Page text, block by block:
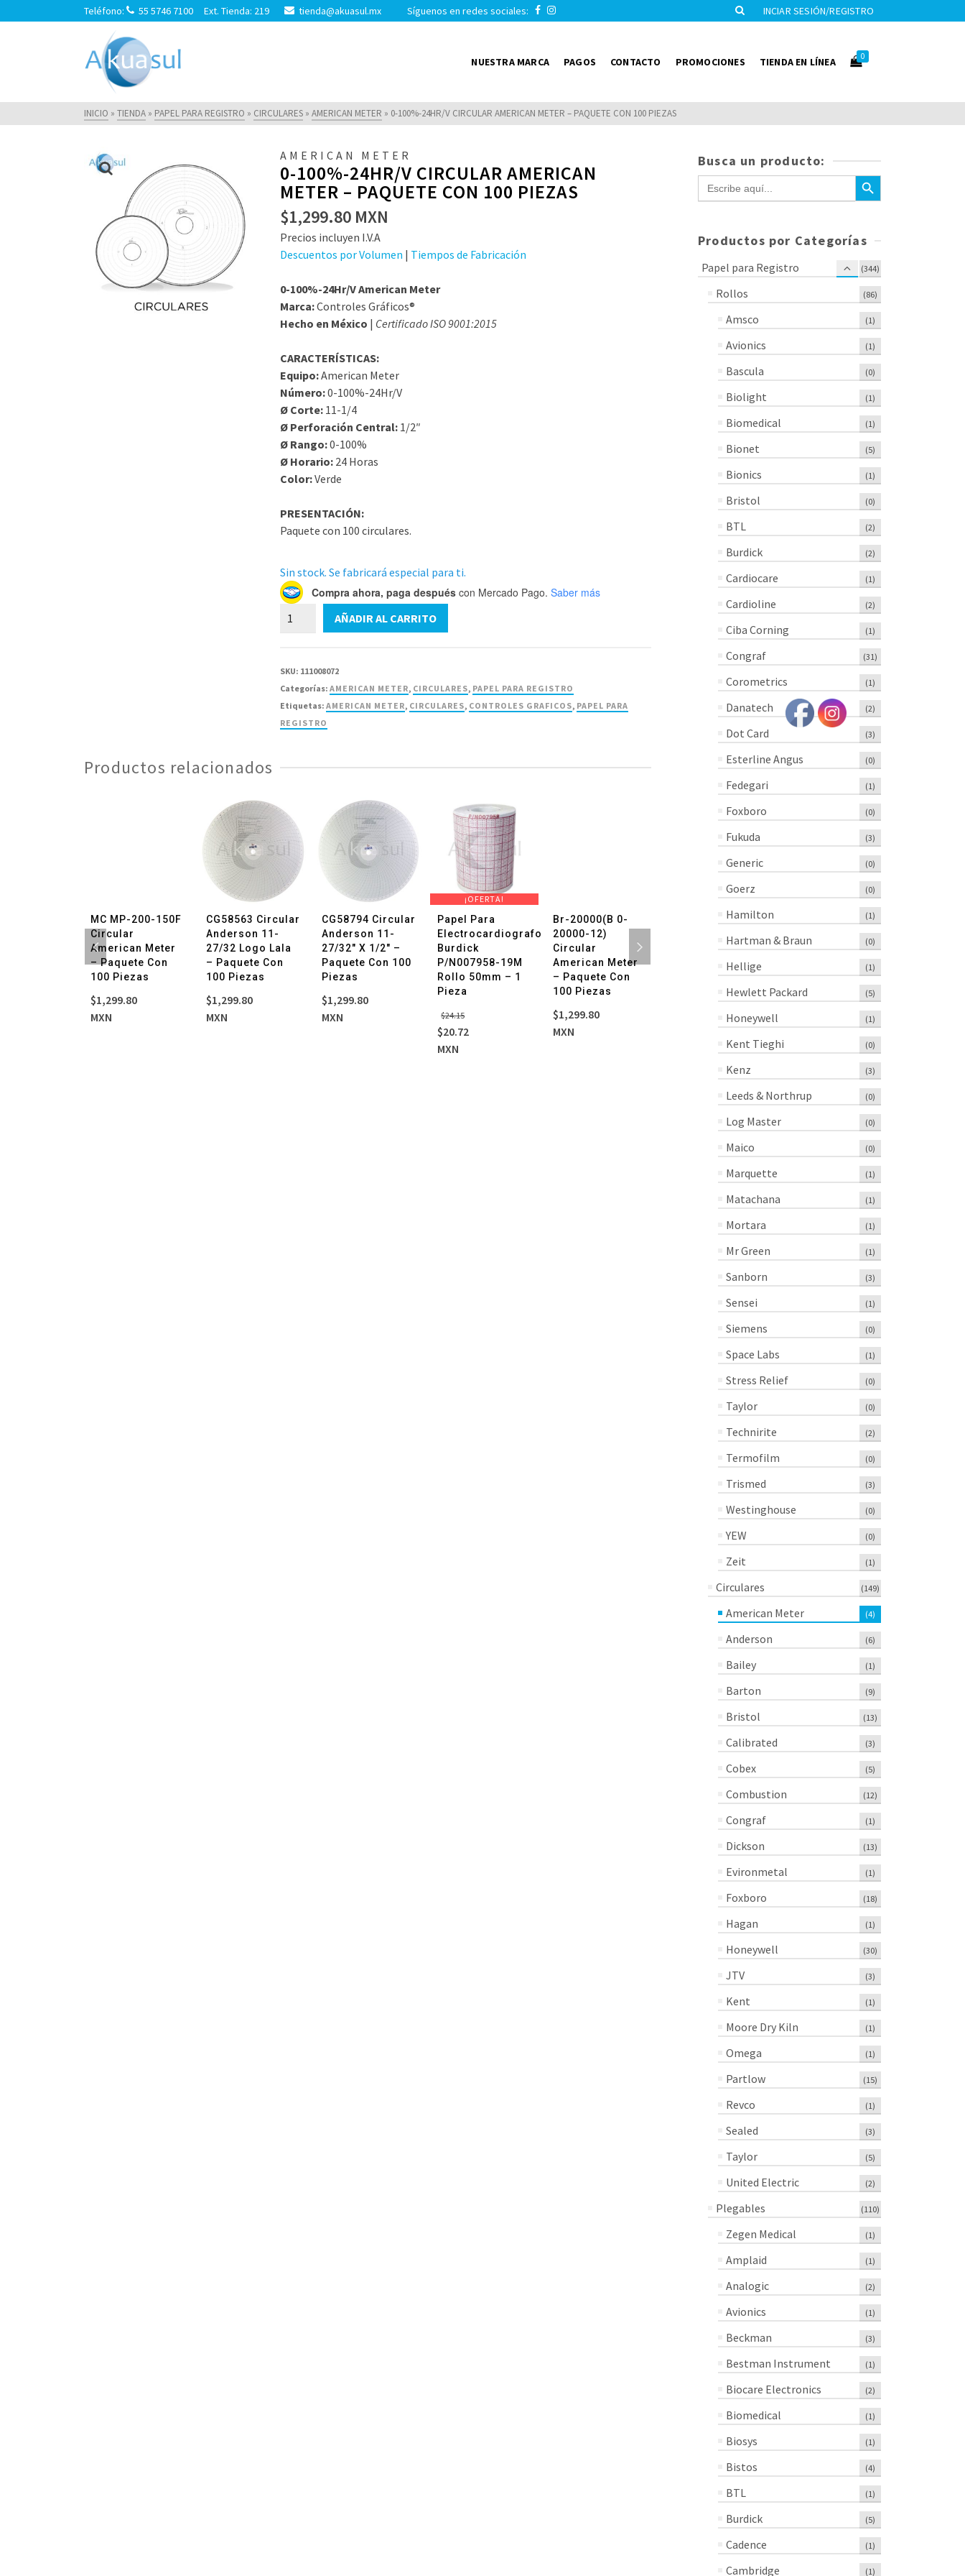
Teléfono: 55 5746 7100 Ext. Tienda: 219 tienda@akuasul.mx Síguenos en redes sociales: INCIAR SESIÓN/REGISTRO
NUESTRA MARCA PAGOS CONTACTO PROMOCIONES TIENDA EN LÍNEA 0
INICIO » TIENDA » PAPEL PARA REGISTRO » CIRCULARES » AMERICAN METER » 0-100%-24HR/V CIRCULAR AMERICAN METER – PAQUETE CON 100 PIEZAS
AMERICAN METER
0-100%-24HR/V CIRCULAR AMERICAN
METER – PAQUETE CON 100 PIEZAS
$1,299.80 MXN
Precios incluyen I.V.A
Descuentos por Volumen | Tiempos de Fabricación
0-100%-24Hr/V American Meter
Marca:Controles Gráficos®
Hecho en México | Certificado ISO 9001:2015
CARACTERÍSTICAS:
Equipo:American Meter
Número:0-100%-24Hr/V
Ø Corte: 11-1/4
Ø Perforación Central: 1/2″
Ø Rango:0-100%
Ø Horario: 24 Horas
Color:Verde
PRESENTACIÓN:
Paquete con 100 circulares.
Sin stock. Se fabricará especial para ti.
Compra ahora, paga después con Mercado Pago. Saber más
0-
100%-24Hr/V
con
Piezas
AÑADIR AL CARRITO
SKU: 111008072
Categorías:AMERICAN METER, CIRCULARES, PAPEL PARA REGISTRO
Etiquetas:AMERICAN METER, CIRCULARES, CONTROLES GRAFICOS, PAPEL PARA
REGISTRO
Productos relacionados
MC MP-200-150F
Circular
American Meter
– Paquete Con
100 Piezas
$1,299.80
MXN
CG58563 Circular
Anderson 11-
27/32 Logo Lala
– Paquete Con
100 Piezas
$1,299.80
MXN
CG58794 Circular
Anderson 11-
27/32″ X 1/2″ –
Paquete Con 100
Piezas
$1,299.80
MXN
¡OFERTA!
Papel Para
Electrocardiografo
Burdick
P/N007958-19M
Rollo 50mm – 1
Pieza
$24.15El
precio
$20.72
El
precio
MXN
Br-20000(B 0-
20000-12)
Circular
American Meter
– Paquete Con
100 Piezas
$1,299.80
MXN
Electric 6 X1/2 –
Paquete Con 50
X3/8 – Paquete
Con 100 Piezas
$ 1,299.80
MXN
Busca un producto:
Buscar: Botón de búsqueda
Productos por Categorías
Papel para Registro (344)
Rollos (86)
Amsco (1)
Avionics (1)
Bascula (0)
Biolight (1)
Biomedical (1)
Bionet (5)
Bionics (1)
Bristol (0)
BTL (2)
Burdick (2)
Cardiocare (1)
Cardioline (2)
Ciba Corning (1)
Congraf (31)
Corometrics (1)
Danatech (2)
Dot Card (3)
Esterline Angus (0)
Fedegari (1)
Foxboro (0)
Fukuda (3)
Generic (0)
Goerz (0)
Hamilton (1)
Hartman & Braun (0)
Hellige (1)
Hewlett Packard (5)
Honeywell (1)
Kent Tieghi (0)
Kenz (3)
Leeds & Northrup (0)
Log Master (0)
Maico (0)
Marquette (1)
Matachana (1)
Mortara (1)
Mr Green (1)
Sanborn (3)
Sensei (1)
Siemens (0)
Space Labs (1)
Stress Relief (0)
Taylor (0)
Technirite (2)
Termofilm (0)
Trismed (3)
Westinghouse (0)
YEW (0)
Zeit (1)
Circulares (149)
American Meter (4)
Anderson (6)
Bailey (1)
Barton (9)
Bristol (13)
Calibrated (3)
Cobex (5)
Combustion (12)
Congraf (1)
Dickson (13)
Evironmetal (1)
Foxboro (18)
Hagan (1)
Honeywell (30)
JTV (3)
Kent (1)
Moore Dry Kiln (1)
Omega (1)
Partlow (15)
Revco (1)
Sealed (3)
Taylor (5)
United Electric (2)
Plegables (110)
Zegen Medical (1)
Amplaid (1)
Analogic (2)
Avionics (1)
Beckman (3)
Bestman Instrument (1)
Biocare Electronics (2)
Biomedical (1)
Biosys (1)
Bistos (4)
BTL (1)
Burdick (5)
Cadence (1)
Cambridge (1)